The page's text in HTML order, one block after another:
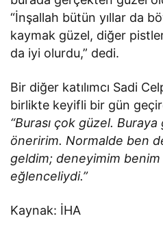
“İnşallah bütün yıllar da
kaymak güzel, diğer pistler
da iyi olurdu,” dedi.
Bir diğer katılımcı Sadi
birlikte keyifli bir gün
“Burası çok güzel.
öneririm. Normalde ben
geldim; deneyimim
eğlenceliydi.”
Kaynak: İHA